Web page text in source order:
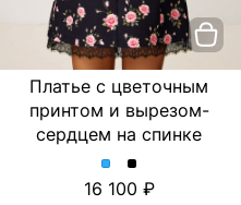
Платье с цветочным
принтом и вырезом-
сердцем на спинке
Платье
с
Платье
с
16 100